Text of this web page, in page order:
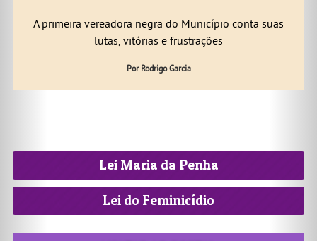
A primeira vereadora negra do Município conta suas
lutas, vitórias e frustrações
Por Rodrigo Garcia
Lei Maria da Penha
Lei do Feminicídio